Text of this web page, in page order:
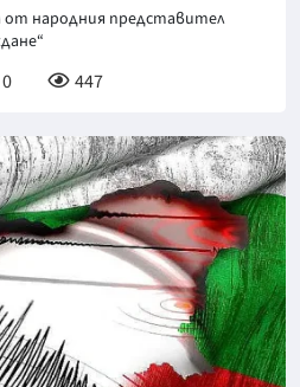
народния представител
0 447